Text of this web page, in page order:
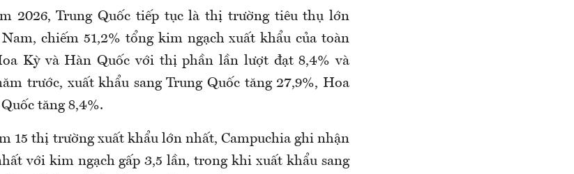
2026, Trung Quốc tiếp tục là thị trường tiêu thụ lớn
chiếm 51,2% tổng kim ngạch xuất khẩu của toàn
Kỳ và Hàn Quốc với thị phần lần lượt đạt 8,4% và
trước, xuất khẩu sang Trung Quốc tăng 27,9%, Hoa
tăng 8,4%.
15 thị trường xuất khẩu lớn nhất, Campuchia ghi nhận
với kim ngạch gấp 3,5 lần, trong khi xuất khẩu sang